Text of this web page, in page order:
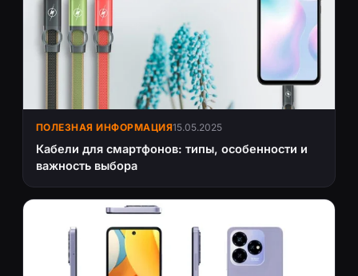
ПОЛЕЗНАЯ ИНФОРМАЦИЯ15.05.2025
Кабели для смартфонов: типы, особенности и
важность выбора